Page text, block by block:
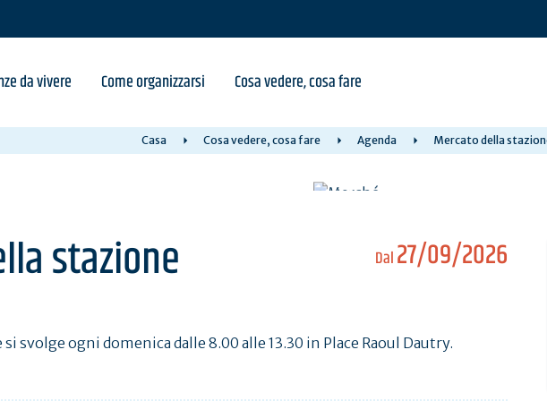
da vivere Come organizzarsi Cosa vedere, cosa fare
Casa Cosa vedere, cosa fare Agenda Mercato della
Dal27/09/2026
stazione
svolge ogni domenica dalle 8.00 alle 13.30 in Place Raoul Dautry.